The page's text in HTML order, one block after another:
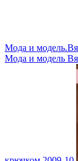
Мода и
Мода и модель